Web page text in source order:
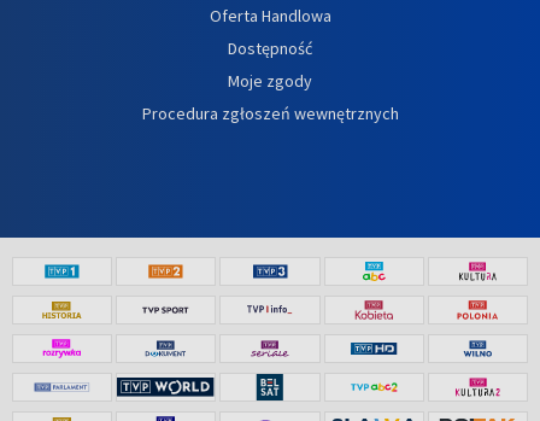
Oferta Handlowa
Dostępność
Moje zgody
Procedura zgłoszeń wewnętrznych